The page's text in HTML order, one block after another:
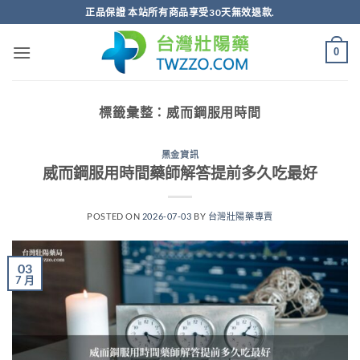
轉
正品保證 本站所有商品享受30天無效退款.
0
標籤彙整： 威而鋼服用時間
黑金資訊
威而鋼服用時間藥師解答提前多久吃最好
POSTED ON 2026-07-03 BY 台灣壯陽藥專賣
03
7 月